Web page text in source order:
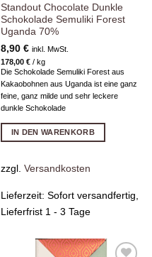
Standout Chocolate Dunkle
Schokolade Semuliki Forest
Uganda 70%
8,90 € inkl. MwSt.
178,00 €/ kg
Die Schokolade Semuliki Forest aus
Kakaobohnen aus Uganda ist eine ganz
feine, ganz milde und sehr leckere
dunkle Schokolade
IN DEN WARENKORB
zzgl. Versandkosten
Lieferzeit: Sofort versandfertig,
Lieferfrist 1 - 3 Tage